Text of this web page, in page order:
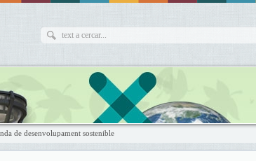
de desenvolupament sostenible